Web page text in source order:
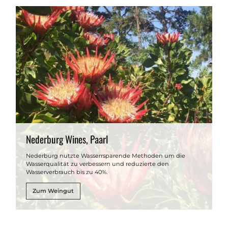
Nederburg Wines, Paarl
Nederburg nutzte Wasserrsparende Methoden um die
Wasserqualität zu verbessern und reduzierte den
Wasserverbrauch bis zu 40%.
Zum Weingut